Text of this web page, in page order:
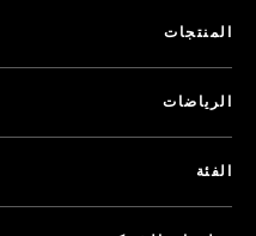
المنتجات
الرياضات
الفئة